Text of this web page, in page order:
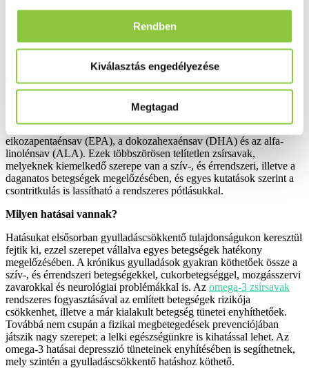
Rendben
Kiválasztás engedélyezése
Megtagad
még hozzá az omega-3 zsírsavakhoz.
Annak ellenére, hogy a szervezetünk természetes úton az omega-3
zsírsavak egyik elemét sem állítja elő, mégis elengedhetetlen az
egészséges működésünkhöz. Ennek e ténynek megfelelően fontos,
hogy külsőleg gondoskodjuk a fogyasztásáról. Legjobb, ha az
étrendünkbe be tudjuk illeszteni, azonban specifikus előfordulása
miatt ez nehéz, így segítség lehet, ha táplálékkiegészítők formájában
fogyasztjuk. Az omega-3 zsírsavak legismertebb elemei az
eikozapentaénsav (EPA), a dokozahexaénsav (DHA) és az alfa-
linolénsav (ALA). Ezek többszörösen telítetlen zsírsavak,
melyeknek kiemelkedő szerepe van a szív-, és érrendszeri, illetve a
daganatos betegségek megelőzésében, és egyes kutatások szerint a
csontritkulás is lassítható a rendszeres pótlásukkal.
Milyen hatásai vannak?
Hatásukat elsősorban gyulladáscsökkentő tulajdonságukon keresztül
fejtik ki, ezzel szerepet vállalva egyes betegségek hatékony
megelőzésében. A krónikus gyulladások gyakran köthetőek össze a
szív-, és érrendszeri betegségekkel, cukorbetegséggel, mozgásszervi
zavarokkal és neurológiai problémákkal is. Az omega-3 zsírsavak
rendszeres fogyasztásával az említett betegségek rizikója
csökkenhet, illetve a már kialakult betegség tünetei enyhíthetőek.
Továbbá nem csupán a fizikai megbetegedések prevenciójában
játszik nagy szerepet: a lelki egészségünkre is kihatással lehet. Az
omega-3 hatásai depresszió tüneteinek enyhítésében is segíthetnek,
mely szintén a gyulladáscsökkentő hatáshoz köthető.